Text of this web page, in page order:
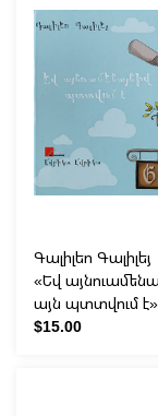
Գալիլեո Գալիլեյ
«Եվ
այն պտտվում է»
$15.00